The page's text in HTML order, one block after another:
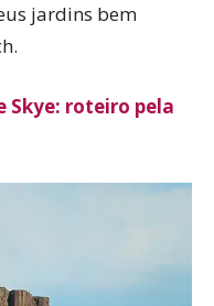
jardins bem
Skye: roteiro pela